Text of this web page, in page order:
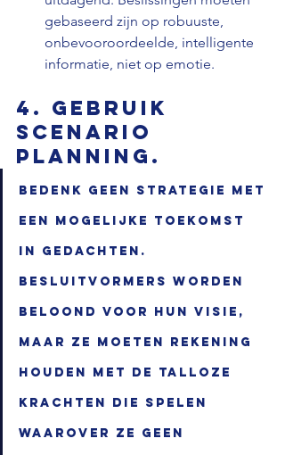
gebaseerd zijn op robuuste,
onbevooroordeelde, intelligente
informatie, niet op emotie.
4. Gebruik
scenario
planning.
Bedenk geen strategie met
een mogelijke toekomst
in gedachten.
Besluitvormers worden
beloond voor hun visie,
maar ze moeten rekening
houden met de talloze
krachten die spelen
waarover ze geen